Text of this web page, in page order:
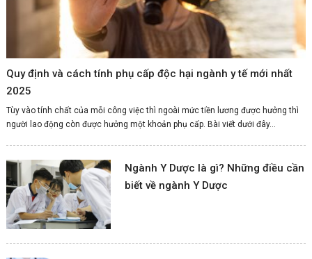
Quy định và cách tính phụ cấp độc hại ngành y tế mới nhất
2025
Tùy vào tính chất của mỗi công việc thì ngoài mức tiền lương được hưởng thì
người lao động còn được hưởng một khoản phụ cấp. Bài viết dưới đây...
Ngành Y Dược là gì? Những điều cần
biết về ngành Y Dược